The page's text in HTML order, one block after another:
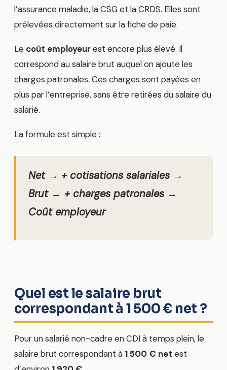
l’assurance maladie, la CSG et la CRDS. Elles sont
prélevées directement sur la fiche de paie.
Le coût employeurest encore plus élevé. Il
correspond au salaire brut auquel on ajoute les
charges patronales. Ces charges sont payées en
plus par l’entreprise, sans être retirées du salaire du
salarié.
La formule est simple :
Net → + cotisations salariales →
Brut → + charges patronales →
Coût employeur
Quel est le salaire brut
correspondant à 1 500 € net ?
Pour un salarié non-cadre en CDI à temps plein, le
salaire brut correspondant à 1 500 € net est